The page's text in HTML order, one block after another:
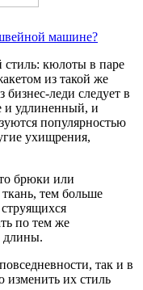
машине?
стиль: кюлоты в паре
из такой же
леди следует в
и удлиненный, и
популярностью
ухищрения,
брюки или
тем больше
по тем же
длины.
так и в
изменить их стиль